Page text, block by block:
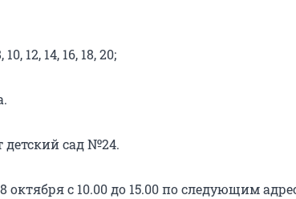
12, 14, 16, 18, 20;
детский сад №24.
октября с 10.00 до 15.00 по следующим